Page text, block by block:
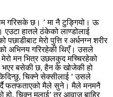
गरिसके छ। ’ मा नै टुङ्गियो। ऊ
एउटा हातले ठंकेको लाण्डोलाई
मेरो पुत्ति र अर्धनग्न शरीर
अभिनय गरिरहेकी थिएँ। उसले
मेरो मन भित्र उछलकुद मच्चिरहेको
बसेकी छ, हैन के खोजेकी हो
चिक्ने सेक्सीलाई ’ उसले
फतफताएको मैले सुने। मैले मनमनै
हो, चिक्न मलाई’ तर आवाज बाहिर